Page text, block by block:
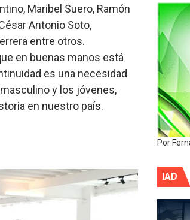
Maribel Suero, Ramón
Antonio Soto,
entre otros.
en buenas manos está
es una necesidad
y los jóvenes,
en nuestro país.
Por
IAD